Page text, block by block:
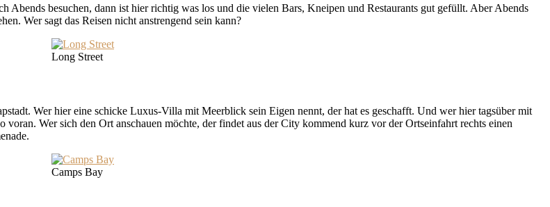
Abends besuchen, dann ist hier richtig was los und die vielen Bars, Kneipen und Restaurants gut gefüllt. Aber Abends
Wer sagt das Reisen nicht anstrengend sein kann?
Long Street
Wer hier eine schicke Luxus-Villa mit Meerblick sein Eigen nennt, der hat es geschafft. Und wer hier tagsüber mit
Wer sich den Ort anschauen möchte, der findet aus der City kommend kurz vor der Ortseinfahrt rechts einen
Camps Bay